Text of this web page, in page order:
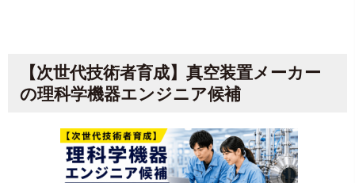
【次世代技術者育成】真空装置メーカー
の理科学機器エンジニア候補